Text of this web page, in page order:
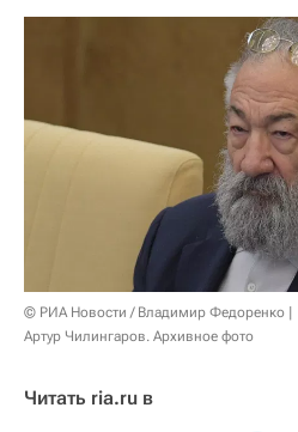
© РИА Новости / Владимир Федоренко
Артур Чилингаров. Архивное фото
Читать ria.ru в